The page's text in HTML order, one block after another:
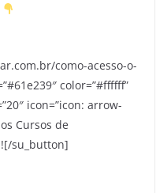
como-acesso-o-
color=”#ffffff”
icon=”icon: arrow-
Cursos de
su_button]